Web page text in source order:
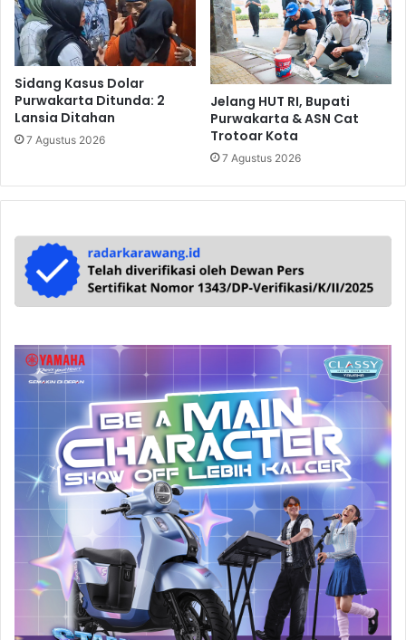
Sidang Kasus Dolar
Purwakarta Ditunda: 2
Lansia Ditahan
7 Agustus 2026
Jelang HUT RI, Bupati
Purwakarta & ASN Cat
Trotoar Kota
7 Agustus 2026